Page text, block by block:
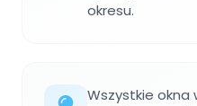
okresu.
Wszystkie okna